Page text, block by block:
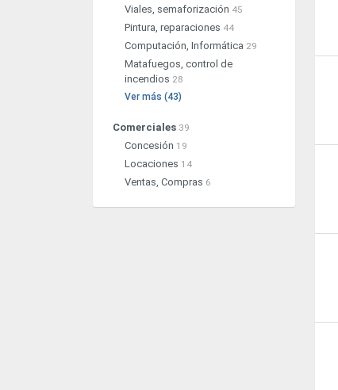
Viales, semaforización 45
Pintura, reparaciones 44
Computación, Informática 29
Matafuegos, control de
incendios 28
Ver más (43)
Comerciales 39
Concesión 19
Locaciones 14
Ventas, Compras 6